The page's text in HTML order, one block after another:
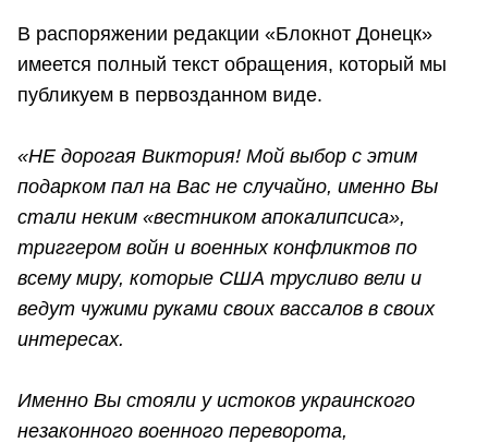
В распоряжении редакции «Блокнот Донецк»
имеется полный текст обращения, который мы
публикуем в первозданном виде.
«НЕ дорогая Виктория! Мой выбор с этим
подарком пал на Вас не случайно, именно Вы
стали неким «вестником апокалипсиса»,
триггером войн и военных конфликтов по
всему миру, которые США трусливо вели и
ведут чужими руками своих вассалов в своих
интересах.
Именно Вы стояли у истоков украинского
незаконного военного переворота,